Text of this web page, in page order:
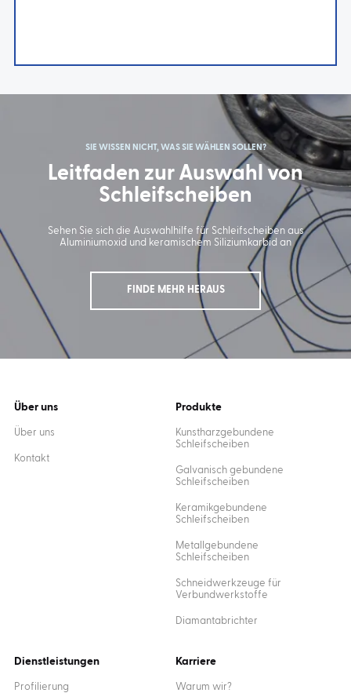
SIE WISSEN NICHT, WAS SIE WÄHLEN SOLLEN?
Leitfaden zur Auswahl von
Schleifscheiben
Sehen Sie sich die Auswahlhilfe für Schleifscheiben aus
Aluminiumoxid und keramischem Siliziumkarbid an
FINDE MEHR HERAUS
Über uns
Über uns
Kontakt
Produkte
Kunstharzgebundene
Schleifscheiben
Galvanisch gebundene
Schleifscheiben
Keramikgebundene
Schleifscheiben
Metallgebundene
Schleifscheiben
Schneidwerkzeuge für
Verbundwerkstoffe
Diamantabrichter
Dienstleistungen
Profilierung
Karriere
Warum wir?